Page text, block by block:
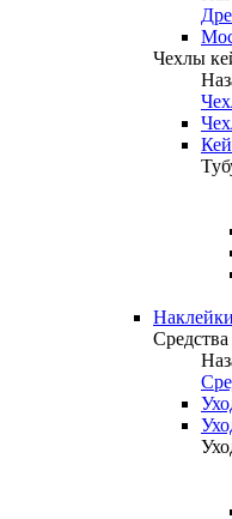
Чехлы
Наклейки